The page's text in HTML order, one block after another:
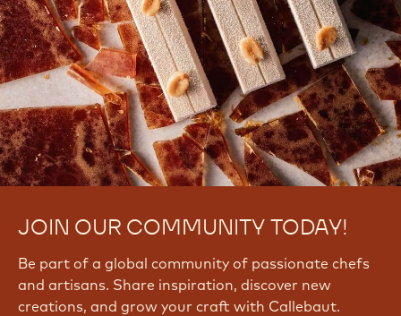
JOIN OUR COMMUNITY TODAY!
Be part of a global community of passionate chefs
and artisans. Share inspiration, discover new
creations, and grow your craft with Callebaut.